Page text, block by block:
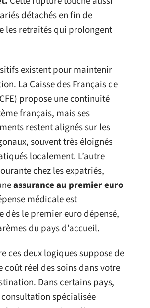
détachés en fin de
les retraités qui prolongent
existent pour maintenir
La Caisse des Français de
propose une continuité
français, mais ses
restent alignés sur les
souvent très éloignés
localement. L’autre
chez les expatriés,
assurance au premier euro
médicale est
dès le premier euro dépensé,
du pays d’accueil.
ces deux logiques suppose de
coût réel des soins dans votre
Dans certains pays,
spécialisée